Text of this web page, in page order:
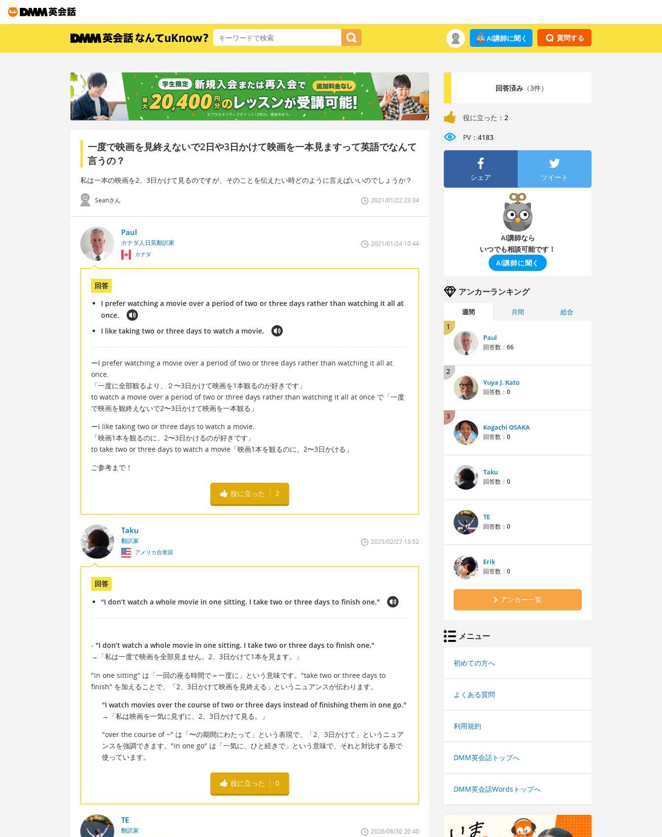
質問する
AI講師に聞く
一度で映画を見終えないで2日や3日かけて映画を一本見ますって英語でなんて
言うの？
私は一本の映画を2、3日かけて見るのですが、そのことを伝えたい時どのように言えばいいのでしょうか？
Seanさん 2021/01/22 23:34
Paul
カナダ人日英翻訳家
カナダ
2021/01/24 10:44
回答
I prefer watching a movie over a period of two or three days rather than watching it all at
once.
I like taking two or three days to watch a movie.
ーI prefer watching a movie over a period of two or three days rather than watching it all at
once.
「一度に全部観るより、２〜3日かけて映画を1本観るのが好きです」
to watch a movie over a period of two or three days rather than watching it all at once で「一度
で映画を観終えないで2〜3日かけて映画を一本観る」
ーI like taking two or three days to watch a movie.
「映画1本を観るのに、2〜3日かけるのが好きです」
to take two or three days to watch a movie「映画1本を観るのに、2〜3日かける」
ご参考まで！
役に立った 2
Taku
翻訳家
アメリカ合衆国
2025/02/27 13:52
回答
"I don’t watch a whole movie in one sitting. I take two or three days to finish one."
- "I don’t watch a whole movie in one sitting. I take two or three days to finish one."
→「私は一度で映画を全部見ません。2、3日かけて1本を見ます。」
"in one sitting" は「一回の座る時間で＝一度に」という意味です。"take two or three days to
finish" を加えることで、「2、3日かけて映画を見終える」というニュアンスが伝わります。
"I watch movies over the course of two or three days instead of finishing them in one go."
→「私は映画を一気に見ずに、2、3日かけて見る。」
"over the course of ~" は「〜の期間にわたって」という表現で、「2、3日かけて」というニュア
ンスを強調できます。"in one go" は「一気に、ひと続きで」という意味で、それと対比する形で
使っています。
役に立った 0
TE
翻訳家 2026/06/30 20:40
回答済み（3件）
役に立った： 2
PV： 4183
シェア ツイート
AI講師なら
いつでも相談可能です！
AI講師に聞く
アンカーランキング
週間 月間 総合
1
Paul
回答数： 66
2
Yuya J. Kato
回答数： 0
3
Kogachi OSAKA
回答数： 0
Taku
回答数： 0
TE
回答数： 0
Erik
回答数： 0
アンカー一覧
メニュー
初めての方へ
よくある質問
利用規約
DMM英会話トップへ
DMM英会話Wordsトップへ